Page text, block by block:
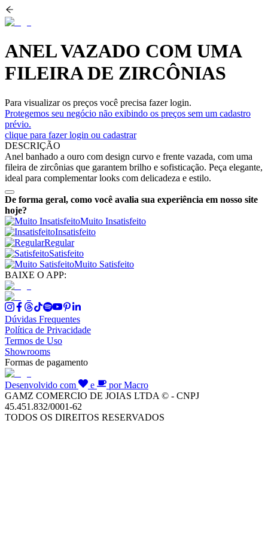
ANEL VAZADO COM UMA
FILEIRA DE ZIRCÔNIAS
Para visualizar os preços você precisa fazer login.
Protegemos seu negócio não exibindo os preços sem um cadastro
prévio.
clique para fazer login ou cadastrar
DESCRIÇÃO
Anel banhado a ouro com design curvo e frente vazada, com uma
fileira de zircônias que garantem brilho e sofisticação. Peça elegante,
ideal para complementar looks com delicadeza e estilo.
De forma geral, como você avalia sua experiência em nosso site
hoje?
Muito Insatisfeito
Insatisfeito
Regular
Satisfeito
Muito Satisfeito
BAIXE O APP:
Dúvidas Frequentes
Política de Privacidade
Termos de Uso
Showrooms
Formas de pagamento
Desenvolvido com e
por Macro
GAMZ COMERCIO DE JOIAS LTDA © - CNPJ
45.451.832/0001-62
TODOS OS DIREITOS RESERVADOS